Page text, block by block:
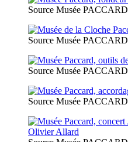
Source Musée PACCARD
Source Musée PACCARD
Source Musée PACCARD
Source Musée PACCARD